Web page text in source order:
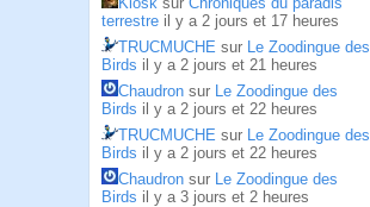
terrestre il y a 2 jours et 17 heures
TRUCMUCHE sur Le Zoodingue des
Birds il y a 2 jours et 21 heures
Chaudron sur Le Zoodingue des
Birds il y a 2 jours et 22 heures
TRUCMUCHE sur Le Zoodingue des
Birds il y a 2 jours et 22 heures
Chaudron sur Le Zoodingue des
Birds il y a 3 jours et 2 heures